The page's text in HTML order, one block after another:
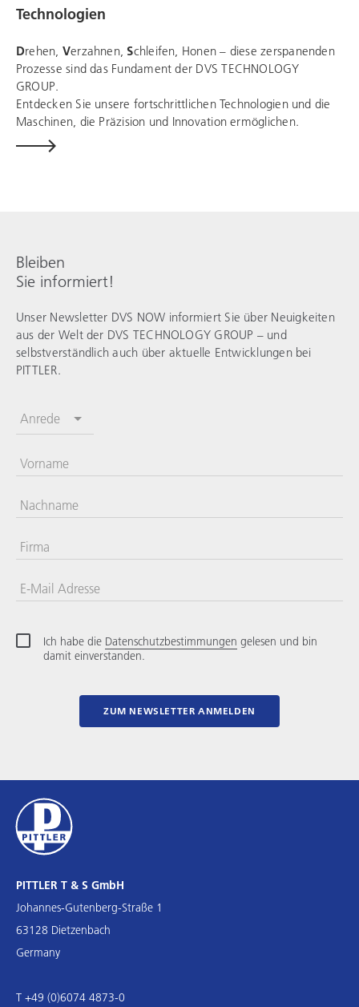
Technologien
Drehen, Verzahnen, Schleifen, Honen – diese zerspanenden
Prozesse sind das Fundament der DVS TECHNOLOGY
GROUP.
Entdecken Sie unsere fortschrittlichen Technologien und die
Maschinen, die Präzision und Innovation ermöglichen.
Bleiben
Sie informiert!
Unser Newsletter DVS NOW informiert Sie über Neuigkeiten
aus der Welt der DVS TECHNOLOGY GROUP – und
selbstverständlich auch über aktuelle Entwicklungen bei
PITTLER.
Anrede
Vorname
Nachname
Firma
E-Mail Adresse
Ich habe die Datenschutzbestimmungen gelesen und bin
damit einverstanden.
ZUM NEWSLETTER ANMELDEN
PITTLER T & S GmbH
Johannes-Gutenberg-Straße 1
63128 Dietzenbach
Germany
T +49 (0)6074 4873-0